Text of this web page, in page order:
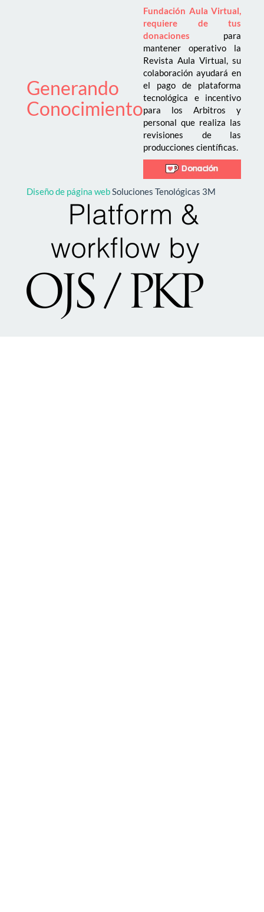
Generando
Conocimiento
Fundación Aula Virtual,
requiere de tus
donaciones
para
mantener operativo la
Revista Aula Virtual, su
colaboración ayudará en
el pago de plataforma
tecnológica e incentivo
para los Arbitros y
personal que realiza las
revisiones de las
producciones científicas.
Diseño de página web Soluciones Tenológicas 3M